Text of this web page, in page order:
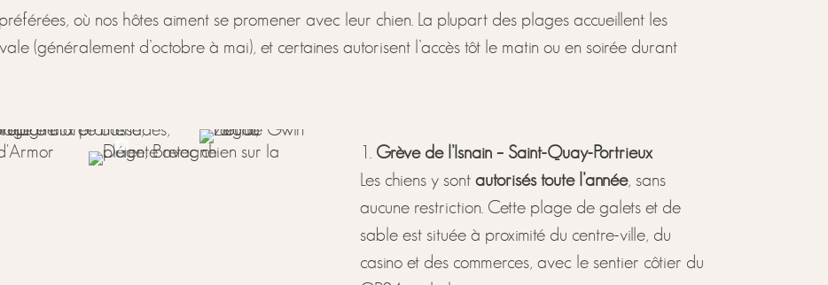
où nos hôtes aiment se promener avec leur chien. La plupart des plages accueillent les
(généralement d’octobre à mai), et certaines autorisent l’accès tôt le matin ou en soirée durant
Grève de l’Isnain – Saint-Quay-Portrieux
Les chiens y sont autorisés toute l’année, sans
aucune restriction. Cette plage de galets et de
sable est située à proximité du centre-ville, du
casino et des commerces, avec le sentier côtier du